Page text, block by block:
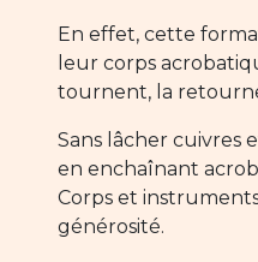
En effet, cette
leur corps
tournent, la
Sans lâcher cuivres
en enchaînant
Corps et
générosité.